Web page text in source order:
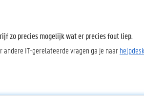
zo precies mogelijk wat er precies fout liep.
andere IT-gerelateerde vragen ga je naar